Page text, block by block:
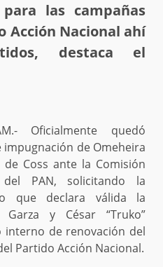
las campañas
Acción Nacional ahí
destaca el
Oficialmente quedó
de Omeheira
de Coss ante la Comisión
PAN, solicitando la
que declara válida la
y César “Truko”
interno de renovación del
Partido Acción Nacional.